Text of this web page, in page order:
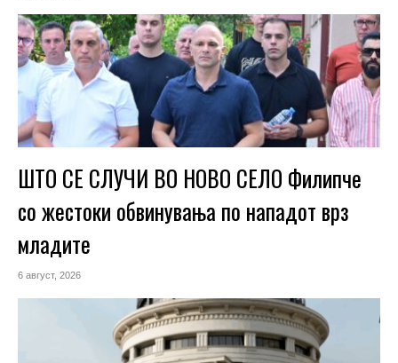
ШТО СЕ СЛУЧИ ВО НОВО СЕЛО Филипче
со жестоки обвинувања по нападот врз
младите
6 август, 2026